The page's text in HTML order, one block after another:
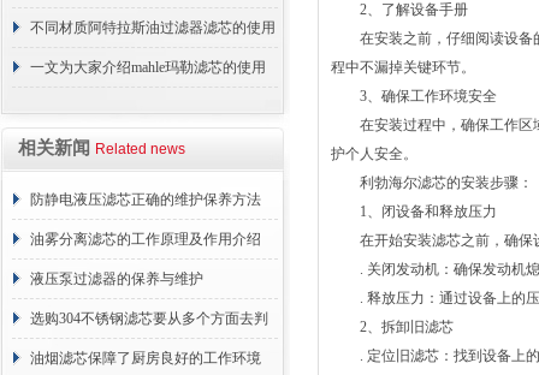
不同材质阿特拉斯油过滤器滤芯的使用
周期区别介绍
一文为大家介绍mahle玛勒滤芯的使用
相关新闻 Related news
防静电液压滤芯正确的维护保养方法
油雾分离滤芯的工作原理及作用介绍
液压泵过滤器的保养与维护
选购304不锈钢滤芯要从多个方面去判
断
油烟滤芯保障了厨房良好的工作环境
2、了解设备手册
在安装之前，仔细阅读设备的
程中不漏掉关键环节。
3、确保工作环境安全
在安装过程中，确保工作区域
护个人安全。
利勃海尔滤芯的安装步骤：
1、闭设备和释放压力
在开始安装滤芯之前，确保
. 关闭发动机：确保发动机熄
. 释放压力：通过设备上的压
2、拆卸旧滤芯
. 定位旧滤芯：找到设备上的